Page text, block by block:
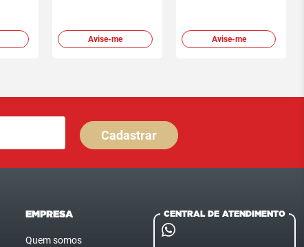
Avise-me Avise-me
Cadastrar
EMPRESA
Quem somos
CENTRAL DE ATENDIMENTO